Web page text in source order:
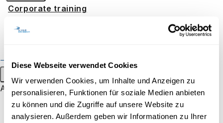
Diese Webseite verwendet Cookies
Wir verwenden Cookies, um Inhalte und Anzeigen zu
personalisieren, Funktionen für soziale Medien anbieten
zu können und die Zugriffe auf unsere Website zu
analysieren. Außerdem geben wir Informationen zu Ihrer
Corporate training
Consulting mandates
Public events
About
Profile
INFORMATION WEBINARS